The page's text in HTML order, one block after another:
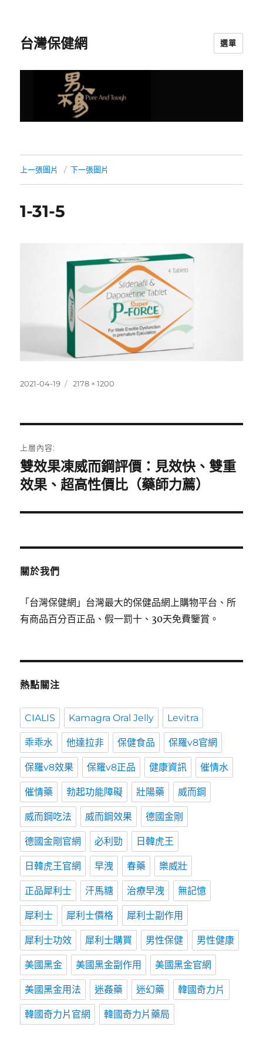
台灣保健網 選單
上一張圖片 下一張圖片
1-31-5
發
2021-04-19
完
2178 × 1200
章
導
覽
上層內容:
雙效果凍威而鋼評價：見效快、雙重
效果、超高性價比（藥師力薦）
關於我們
「台灣保健網」台灣最大的保健品網上購物平台、所
有商品百分百正品、假一罰十、30天免費鑒賞。
熱點關注
CIALIS Kamagra Oral Jelly Levitra
乖乖水 他達拉非 保健食品 保羅v8官網
保羅v8效果 保羅v8正品 健康資訊 催情水
催情藥 勃起功能障礙 壯陽藥 威而鋼
威而鋼吃法 威而鋼效果 德國金剛
德國金剛官網 必利勁 日韓虎王
日韓虎王官網 早洩 春藥 樂威壯
正品犀利士 汗馬糖 治療早洩 無記憶
犀利士 犀利士價格 犀利士副作用
犀利士功效 犀利士購買 男性保健 男性健康
美國黑金 美國黑金副作用 美國黑金官網
美國黑金用法 迷姦藥 迷幻藥 韓國奇力片
韓國奇力片官網 韓國奇力片藥局